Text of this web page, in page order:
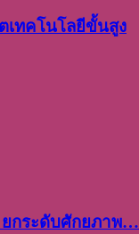
เทคโนโลยีขั้นสูง
ยกระดับศักยภาพ…